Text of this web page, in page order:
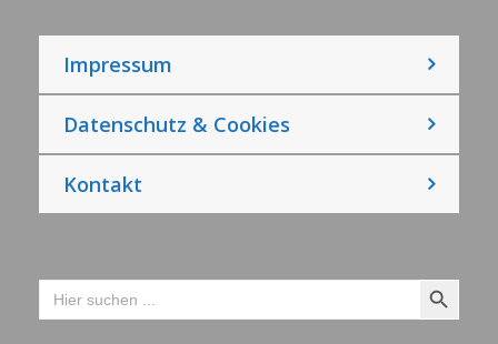
Impressum
Datenschutz & Cookies
Kontakt
Search
for:
Search Button